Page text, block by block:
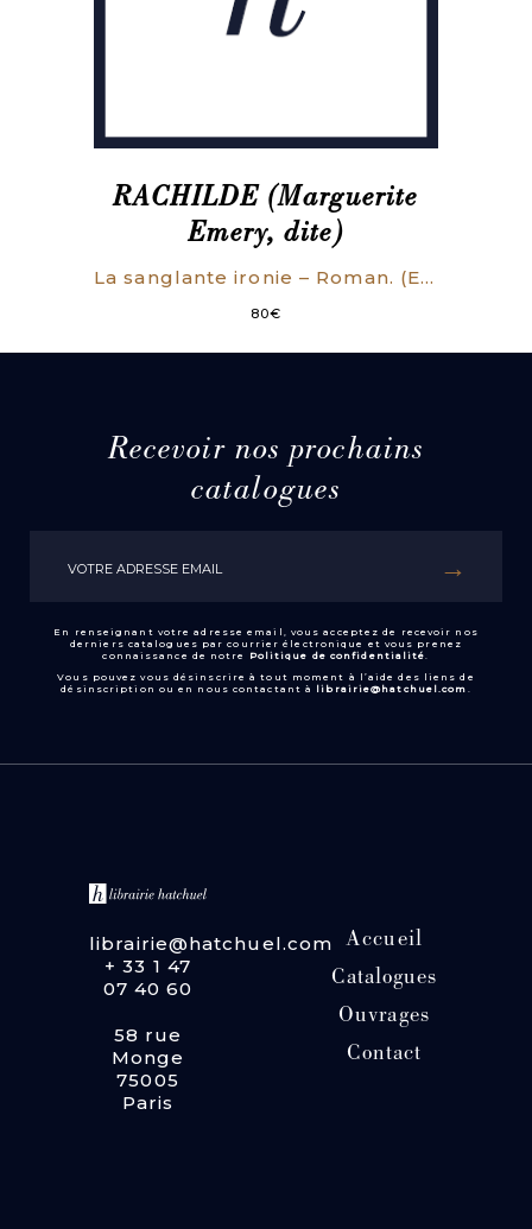
RACHILDE (Marguerite
Emery, dite)
La sanglante ironie – Roman. (ENVOI AUTOGRAPHE)
80€
Recevoir nos prochains
catalogues
En renseignant votre adresse email, vous acceptez de recevoir nos
derniers catalogues par courrier électronique et vous prenez
connaissance de notre
Politique de confidentialité.
Vous pouvez vous désinscrire à tout moment à l’aide des liens de
désinscription ou en nous contactant à librairie@hatchuel.com .
librairie@hatchuel.com
+ 33 1 47
07 40 60
58 rue
Monge
75005
Paris
Accueil
Catalogues
Ouvrages
Contact